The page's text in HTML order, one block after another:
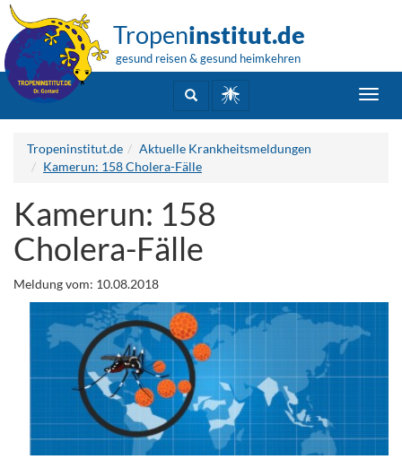
Tropeninstitut.de
gesund reisen & gesund heimkehren
Tropeninstitut.de
Aktuelle Krankheitsmeldungen
Kamerun: 158 Cholera-Fälle
Kamerun: 158
Cholera-Fälle
Meldung vom: 10.08.2018